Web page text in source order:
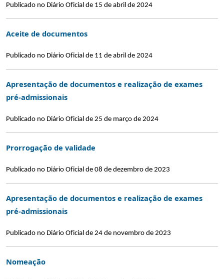
Publicado no Diário Oficial de 15 de abril de 2024
Aceite de documentos
Publicado no Diário Oficial de 11 de abril de 2024
Apresentação de documentos e realização de exames
pré-admissionais
Publicado no Diário Oficial de 25 de março de 2024
Prorrogação de validade
Publicado no Diário Oficial de 08 de dezembro de 2023
Apresentação de documentos e realização de exames
pré-admissionais
Publicado no Diário Oficial de 24 de novembro de 2023
Nomeação